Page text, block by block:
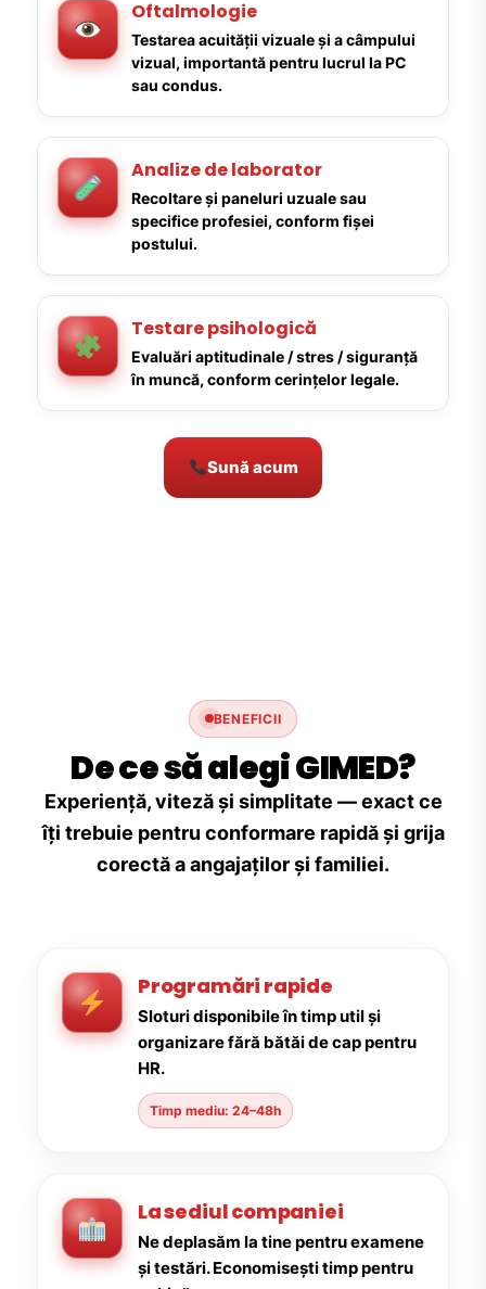
Oftalmologie
Testarea acuității vizuale și a câmpului
vizual, importantă pentru lucrul la PC
sau condus.
Analize de laborator
Recoltare și paneluri uzuale sau
specifice profesiei, conform fișei
postului.
Testare psihologică
Evaluări aptitudinale / stres / siguranță
în muncă, conform cerințelor legale.
Sună acum
BENEFICII
De ce să alegi GIMED?
Experiență, viteză și simplitate — exact ce
îți trebuie pentru conformare rapidă și grija
corectă a angajaților și familiei.
Programări rapide
Sloturi disponibile în timp util și
organizare fără bătăi de cap pentru
HR.
Timp mediu: 24–48h
La sediul companiei
Ne deplasăm la tine pentru examene
și testări. Economisești timp pentru